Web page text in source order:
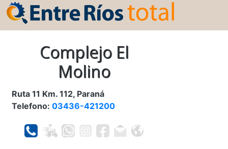
Complejo El
Molino
Ruta 11 Km. 112, Paraná
Telefono: 03436-421200